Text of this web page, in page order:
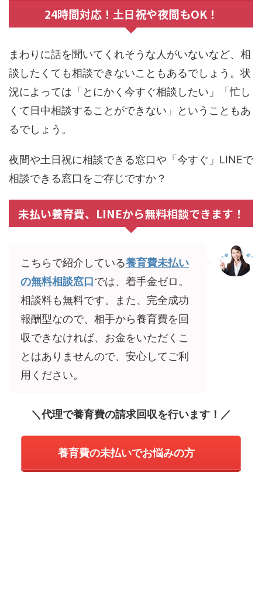
24時間対応！土日祝や夜間もOK！
まわりに話を聞いてくれそうな人がいないなど、相
談したくても相談できないこともあるでしょう。状
況によっては「とにかく今すぐ相談したい」「忙し
くて日中相談することができない」ということもあ
るでしょう。
夜間や土日祝に相談できる窓口や「今すぐ」LINEで
相談できる窓口をご存じですか？
未払い養育費、LINEから無料相談できます！
こちらで紹介している養育費未払い
の無料相談窓口では、着手金ゼロ。
相談料も無料です。また、完全成功
報酬型なので、相手から養育費を回
収できなければ、お金をいただくこ
とはありませんので、安心してご利
用ください。
＼代理で養育費の請求回収を行います！／
養育費の未払いでお悩みの方